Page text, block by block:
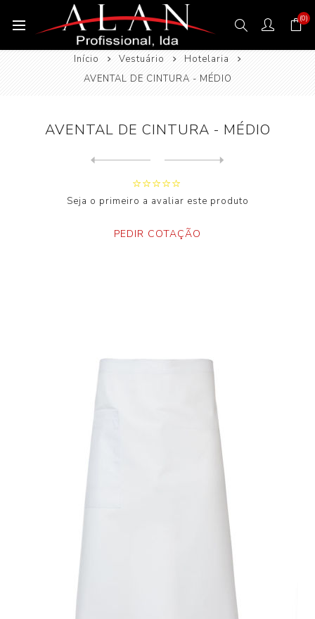
(0)
Início Vestuário
Hotelaria
AVENTAL DE CINTURA - MÉDIO
AVENTAL DE CINTURA - MÉDIO
Seja o primeiro a avaliar este produto
PEDIR COTAÇÃO